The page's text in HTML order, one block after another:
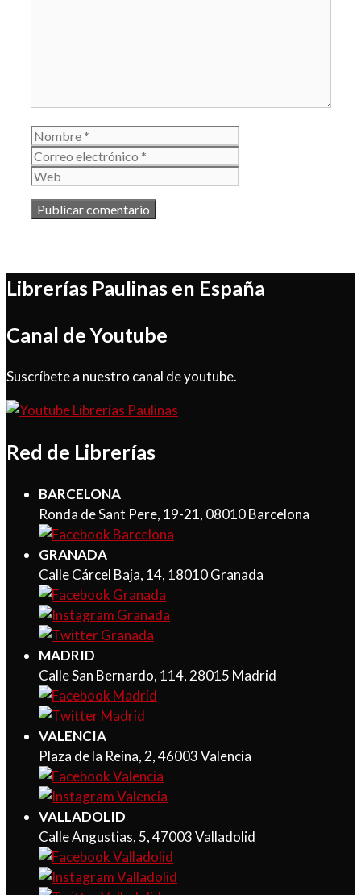
Nombre
Librerías Paulinas en España
Canal de Youtube
Suscríbete a nuestro canal de youtube.
Red de Librerías
BARCELONA
Ronda de Sant Pere, 19-21, 08010 Barcelona
GRANADA
Calle Cárcel Baja, 14, 18010 Granada
MADRID
Calle San Bernardo, 114, 28015 Madrid
VALENCIA
Plaza de la Reina, 2, 46003 Valencia
VALLADOLID
Calle Angustias, 5, 47003 Valladolid